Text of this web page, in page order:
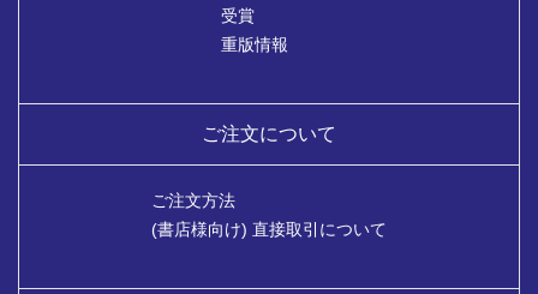
受賞
重版情報
ご注文について
ご注文方法
(書店様向け) 直接取引について